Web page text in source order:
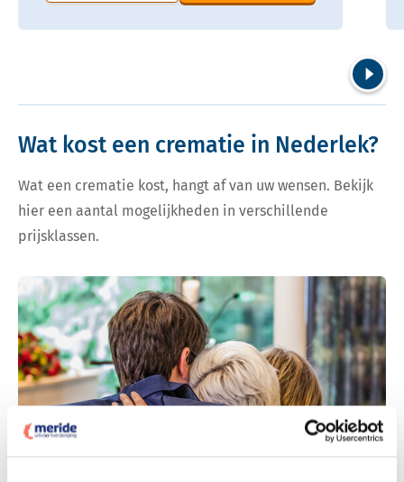
Wat kost een crematie in Nederlek?
Wat een crematie kost, hangt af van uw wensen. Bekijk
hier een aantal mogelijkheden in verschillende
prijsklassen.
Bekijk tarieven voor crematie